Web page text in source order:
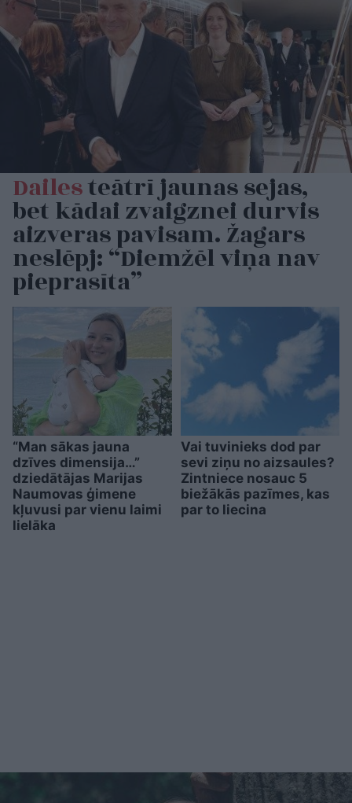
Dailesteātrī jaunas sejas,
bet kādai zvaigznei durvis
aizveras pavisam. Žagars
neslēpj: “Diemžēl viņa nav
pieprasīta”
“Man sākas jauna
dzīves dimensija…”
dziedātājas Marijas
Naumovas ģimene
kļuvusi par vienu laimi
lielāka
Vai tuvinieks dod par
sevi ziņu no aizsaules?
Zintniece nosauc 5
biežākās pazīmes, kas
par to liecina